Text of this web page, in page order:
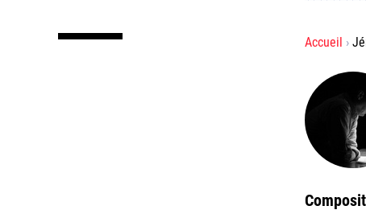
Accueil